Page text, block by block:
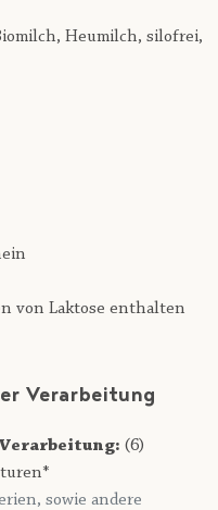
Heumilch, silofrei,
von Laktose enthalten
Verarbeitung
(6)
sowie andere